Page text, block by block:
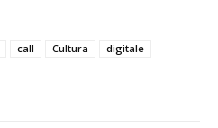
call Cultura digitale